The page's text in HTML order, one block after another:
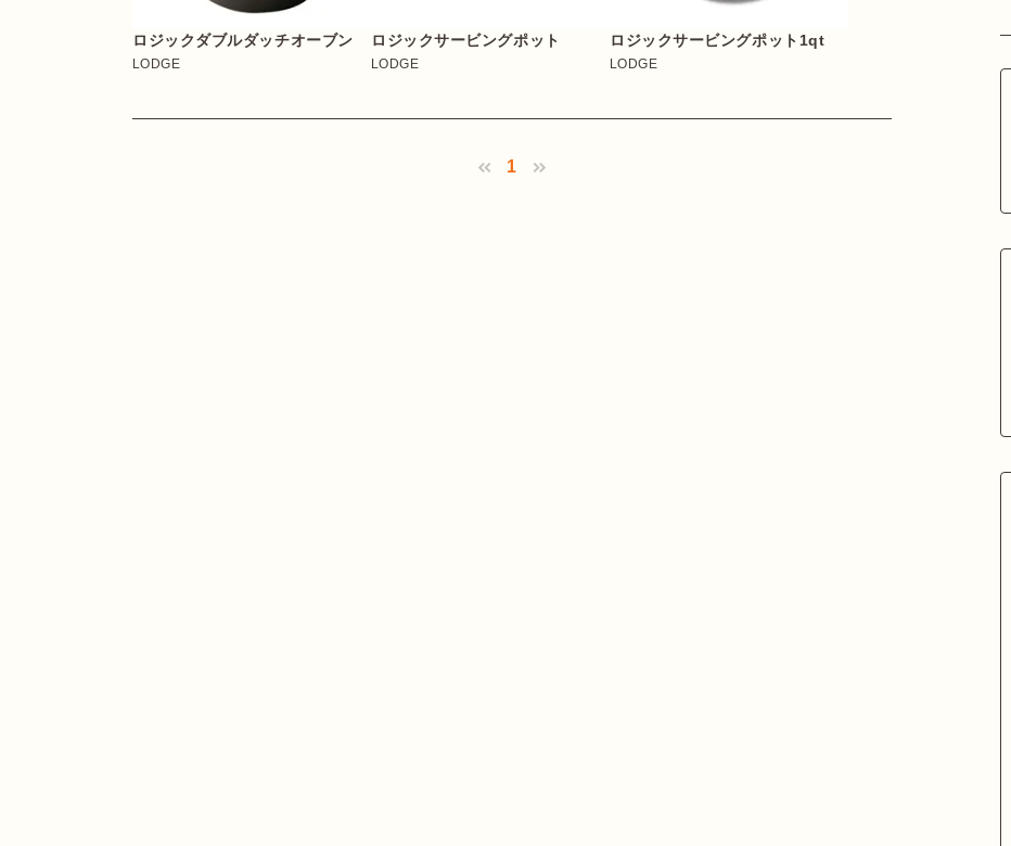
ロジックダブルダッチオーブン
LODGE
ロジックサービングポット
LODGE
ロジックサービングポット1qt
LODGE
1